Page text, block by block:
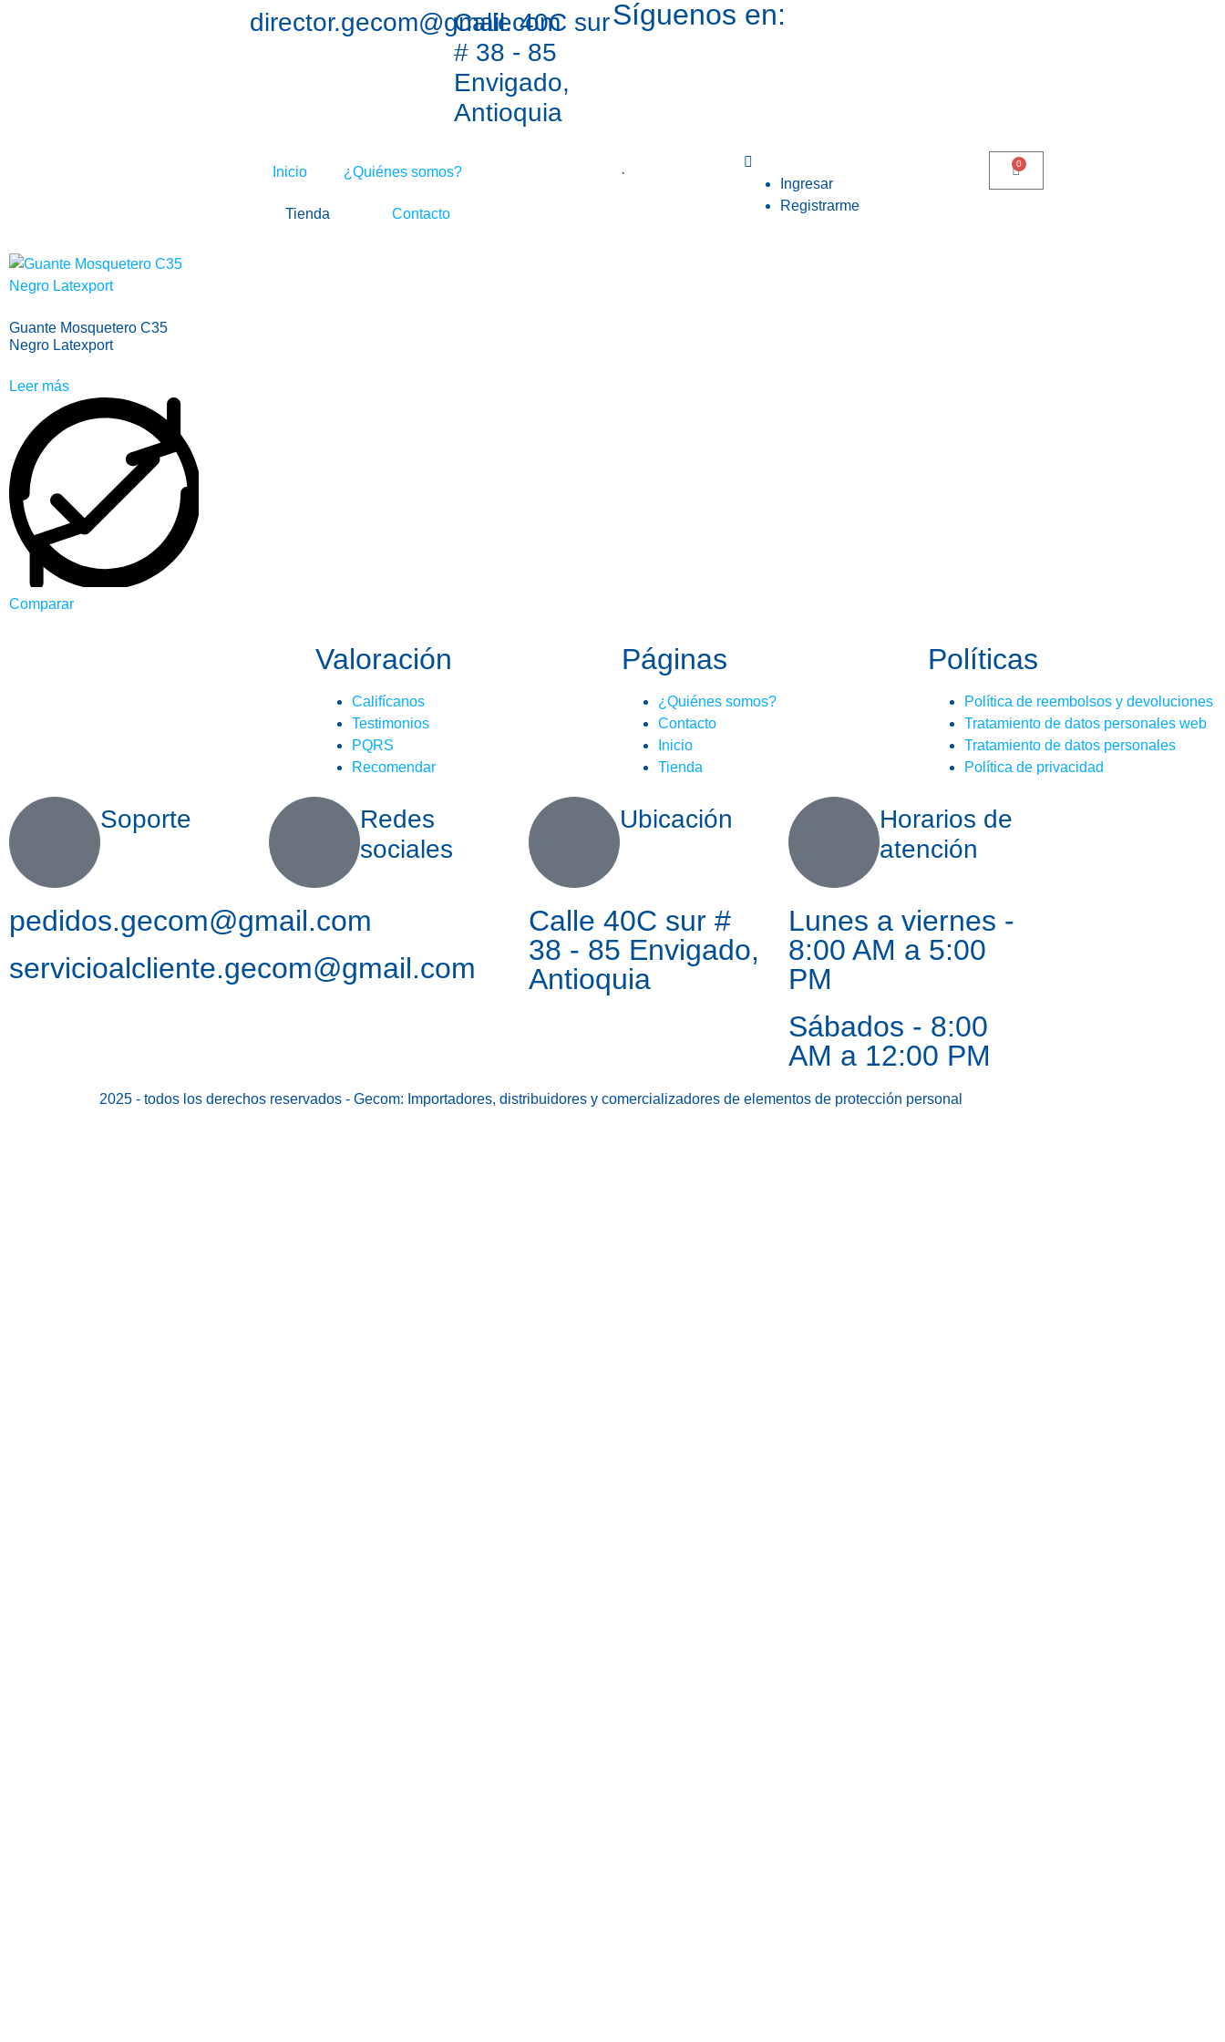
director.gecom@gmail.com
Calle 40C sur
# 38 - 85
Envigado,
Antioquia
Síguenos en:
Inicio ¿Quiénes somos?
Tienda Contacto
Ingresar
Registrarme
0
Guante Mosquetero C35
Negro Latexport
Leer más
Comparar
Valoración
Califícanos
Testimonios
PQRS
Recomendar
Páginas
¿Quiénes somos?
Contacto
Inicio
Tienda
Políticas
Política de reembolsos y devoluciones
Tratamiento de datos personales web
Tratamiento de datos personales
Política de privacidad
Soporte
pedidos.gecom@gmail.com
servicioalcliente.gecom@gmail.com
Redes
sociales
Ubicación
Calle 40C sur #
38 - 85 Envigado,
Antioquia
Horarios de
atención
Lunes a viernes -
8:00 AM a 5:00
PM
Sábados - 8:00
AM a 12:00 PM
2025 - todos los derechos reservados - Gecom: Importadores, distribuidores y comercializadores de elementos de protección personal